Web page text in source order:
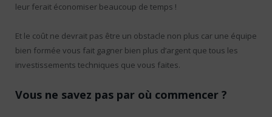
leur ferait économiser beaucoup de temps !
Et le coût ne devrait pas être un obstacle non plus car une équipe
bien formée vous fait gagner bien plus d’argent que tous les
investissements techniques que vous faites.
Vous ne savez pas par où commencer ?